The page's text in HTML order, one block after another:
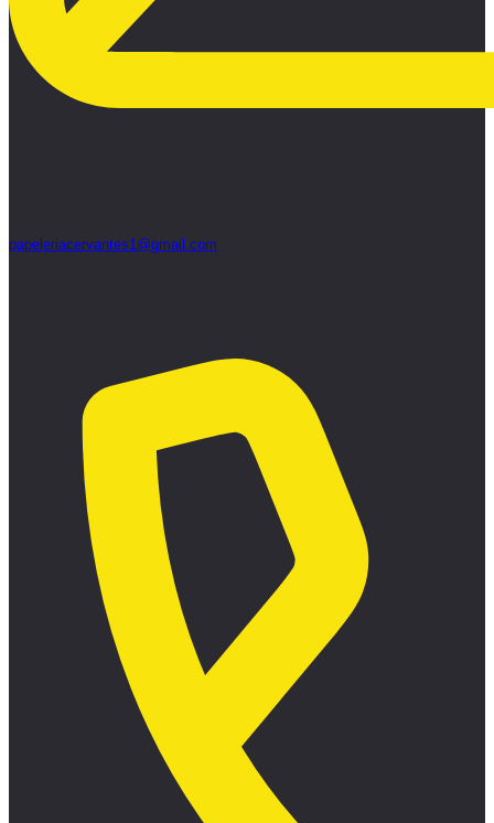
papeleriacervantes1@gmail.com